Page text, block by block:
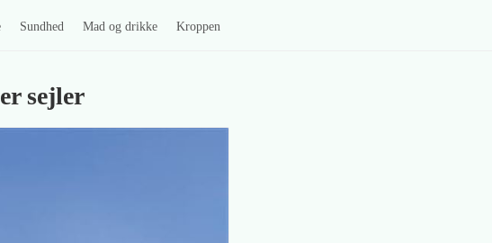
Sundhed Mad og drikke Kroppen
sejler